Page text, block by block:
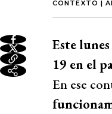
CONTEXTO |
Este
19 en el
En ese